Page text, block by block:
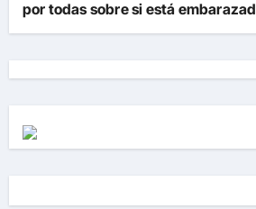
por todas sobre si está